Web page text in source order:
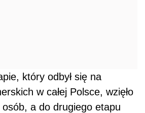
który odbył się na
w całej Polsce, wzięło
osób, a do drugiego etapu